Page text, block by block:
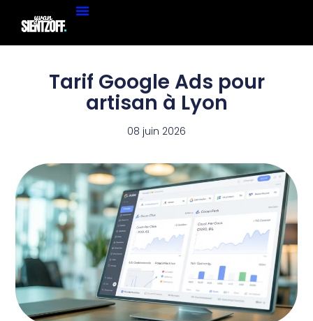
Tarif Google Ads pour
artisan à Lyon
08 juin 2026